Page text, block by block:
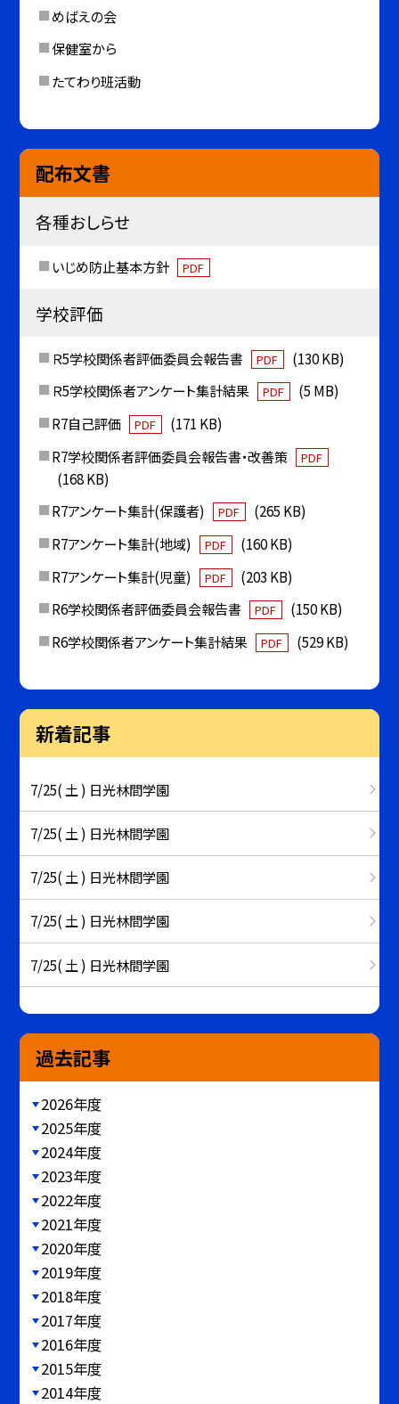
めばえの会
保健室から
たてわり班活動
配布文書
各種おしらせ
いじめ防止基本方針 PDF
学校評価
Ｒ5学校関係者評価委員会報告書 PDF
(130 KB)
Ｒ5学校関係者アンケート集計結果
PDF
(5 MB)
R7自己評価
PDF
(171 KB)
R7学校関係者評価委員会報告書・改善策
PDF
(168 KB)
R7アンケート集計(保護者)
PDF
(265 KB)
R7アンケート集計(地域)
PDF
(160 KB)
R7アンケート集計(児童)
PDF
(203 KB)
R6学校関係者評価委員会報告書
PDF
(150 KB)
R6学校関係者アンケート集計結果
PDF (529 KB)
新着記事
7/25( 土 ) 日光林間学園
7/25( 土 ) 日光林間学園
7/25( 土 ) 日光林間学園
7/25( 土 ) 日光林間学園
7/25( 土 ) 日光林間学園
過去記事
2026年度
2025年度
2024年度
2023年度
2022年度
2021年度
2020年度
2019年度
2018年度
2017年度
2016年度
2015年度
2014年度